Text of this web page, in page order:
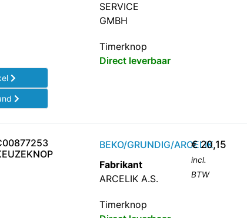
SERVICE
GMBH
Timerknop
Direct leverbaar
BEKO/GRUNDIG/ARCELIK
Fabrikant
ARCELIK A.S.
Timerknop
€20,15
incl.
BTW